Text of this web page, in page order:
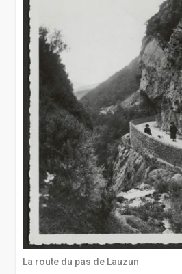
La route du pas de Lauzun